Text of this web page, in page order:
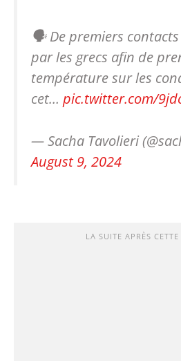
🗣️ De premiers
par les grecs afin de
température sur les
cet… pic.twitter.com/
— Sacha Tavolieri
August 9, 2024
LA SUITE APRÈS